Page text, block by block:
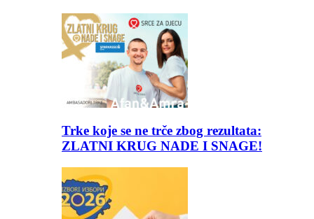
Trke koje se ne trče zbog rezultata:
ZLATNI KRUG NADE I SNAGE!